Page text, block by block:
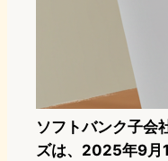
ソフトバンク子会
ズは、2025年9月